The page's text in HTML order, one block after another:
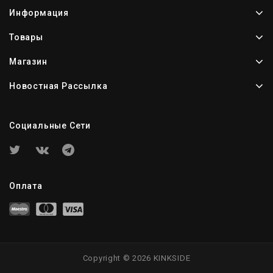
Информация
Товары
Магазин
Новостная Рассылка
Социальные Сети
Оплата
Copyright © 2026 KINKSIDE